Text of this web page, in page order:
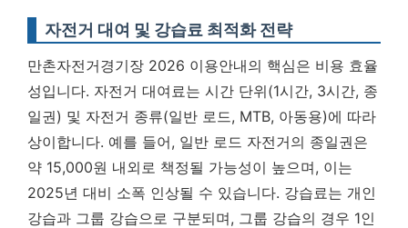
자전거 대여 및 강습료 최적화 전략
만촌자전거경기장 2026 이용안내의 핵심은 비용 효율
성입니다. 자전거 대여료는 시간 단위(1시간, 3시간, 종
일권) 및 자전거 종류(일반 로드, MTB, 아동용)에 따라
상이합니다. 예를 들어, 일반 로드 자전거의 종일권은
약 15,000원 내외로 책정될 가능성이 높으며, 이는
2025년 대비 소폭 인상될 수 있습니다. 강습료는 개인
강습과 그룹 강습으로 구분되며, 그룹 강습의 경우 1인